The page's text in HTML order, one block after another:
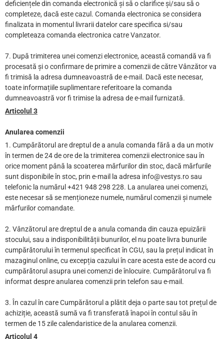
deficiențele din comanda electronică și să o clarifice și/sau să o
completeze, dacă este cazul. Comanda electronica se considera
finalizata in momentul livrarii datelor care specifica si/sau
completeaza comanda electronica catre Vanzator.
7. După trimiterea unei comenzi electronice, această comandă va fi
procesată și o confirmare de primire a comenzii de către Vânzător va
fi trimisă la adresa dumneavoastră de e-mail. Dacă este necesar,
toate informațiile suplimentare referitoare la comanda
dumneavoastră vor fi trimise la adresa de e-mail furnizată.
Articolul 3
Anularea comenzii
1. Cumpărătorul are dreptul de a anula comanda fără a da un motiv
în termen de 24 de ore de la trimiterea comenzii electronice sau în
orice moment până la scoaterea mărfurilor din stoc, dacă mărfurile
sunt disponibile în stoc, prin e-mail la adresa info@vestys.ro sau
telefonic la numărul +421 948 298 228. La anularea unei comenzi,
este necesar să se menționeze numele, numărul comenzii și numele
mărfurilor comandate.
2. Vânzătorul are dreptul de a anula comanda din cauza epuizării
stocului, sau a indisponibilității bunurilor, el nu poate livra bunurile
cumpărătorului în termenul specificat în CGU, sau la prețul indicat în
mazaginul online, cu excepția cazului în care acesta este de acord cu
cumpărătorul asupra unei comenzi de înlocuire. Cumpărătorul va fi
informat despre anularea comenzii prin telefon sau e-mail.
3. În cazul în care Cumpărătorul a plătit deja o parte sau tot prețul de
achiziție, această sumă va fi transferată înapoi în contul său în
termen de 15 zile calendaristice de la anularea comenzii.
Articolul 4